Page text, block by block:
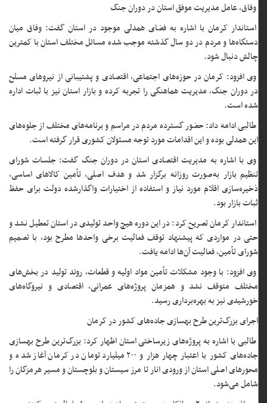
وفاق، عامل مدیریت موفق استان در دوران جنگ
استاندار کرمان با اشاره به فضای همدلی موجود در استان گفت: وفاق میان
دستگاه‌ها و مردم در دو سال گذشته موجب شده مسائل مختلف استان با کمترین
چالش دنبال شود.
وی افزود: کرمان در حوزه‌های اجتماعی، اقتصادی و پشتیبانی از نیروهای مسلح
در دوران جنگ، مدیریت هماهنگی را تجربه کرده و بازار استان نیز با ثبات اداره
شده است.
طالبی ادامه داد: حضور گسترده مردم در مراسم و برنامه‌های مختلف از جلوه‌های
این همدلی بوده و این اقدامات مورد توجه مسئولان کشوری قرار گرفته است.
وی با اشاره به مدیریت اقتصادی استان در دوران جنگ گفت: جلسات شورای
تنظیم بازار به‌صورت روزانه برگزار شد و هدف اصلی، تأمین کالاهای اساسی،
ذخیره‌سازی اقلام مورد نیاز و استفاده از اختیارات واگذارشده دولت برای حفظ
ثبات بازار بود.
استاندار کرمان تصریح کرد: در این دوره هیچ واحد تولیدی در استان تعطیل نشد و
حتی در مواردی که پیشنهاد توقف فعالیت برخی واحدها مطرح بود، با تصمیم
شورای تأمین، فعالیت آن‌ها ادامه یافت.
وی افزود: با وجود مشکلات تأمین مواد اولیه و قطعات، روند تولید در بخش‌های
مختلف متوقف نشد و همزمان پروژه‌های عمرانی، اقتصادی و نیروگاه‌های
خورشیدی نیز به بهره‌برداری رسید.
اجرای بزرگ‌ترین طرح بهسازی جاده‌های کشور در کرمان
طالبی با اشاره به پروژه‌های زیرساختی استان اظهار کرد: بزرگ‌ترین طرح بهسازی
جاده‌های کشور با اعتبار چهار هزار و ۲۰۰ میلیارد تومان در کرمان آغاز شده و
محورهای اصلی استان از ورودی انار تا مرز سیستان و بلوچستان و مسیر هرمزگان را
شامل می‌شود.